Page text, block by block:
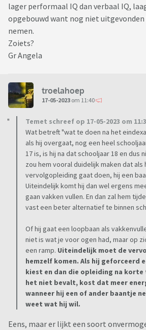
lager performaal IQ dan verbaal IQ,
opgebouwd want nog niet
nemen.
Zoiets?
Gr Angela
troelahoep
17-05-2023 om 11:40
Temet schreef op 17-05-2023 om
Wat betreft "wat te doen na het
als hij overgaat, nog een heel
17 is, is hij na dat schooljaar 18 en dus
zou hem vooral duidelijk maken dat als
vervolgopleiding gaat doen, hij een
Uiteindelijk komt hij dan wel ergens
gaan vakken vullen. En dan zal hem
vast een beter alternatief te binnen
Of hij gaat een loopbaan als
niet is wat je voor ogen had, maar op
een ramp. Uiteindelijk moet de
hemzelf komen. Als hij geforceerd
kiest en dan die opleiding na
het niet bevalt, kost dat meer
wanneer hij een of ander baantje
weet wat hij wil.
Eens, maar er lijkt een soort